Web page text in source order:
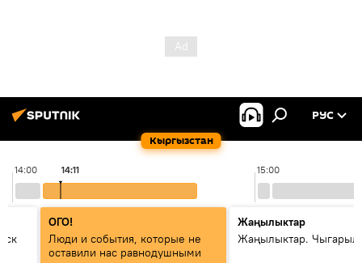
Кыргызстан
РУС
14:00 15:00
14:11
ОГО!
Люди и события, которые не
оставили нас равнодушными
Жаңылыктар
Жаңылыктар.